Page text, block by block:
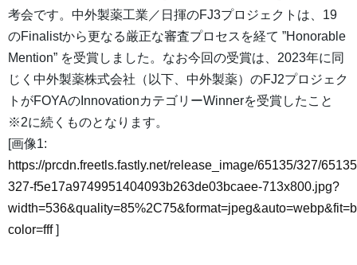
考会です。中外製薬工業／日揮のFJ3プロジェクトは、19
のFinalistから更なる厳正な審査プロセスを経て ”Honorable
Mention” を受賞しました。なお今回の受賞は、2023年に同
じく中外製薬株式会社（以下、中外製薬）のFJ2プロジェク
トがFOYAのInnovationカテゴリーWinnerを受賞したこと
※2に続くものとなります。
[画像1:
https://prcdn.freetls.fastly.net/release_image/65135/327/
327-f5e17a9749951404093b263de03bcaee-713x800.jpg?
color=fff]